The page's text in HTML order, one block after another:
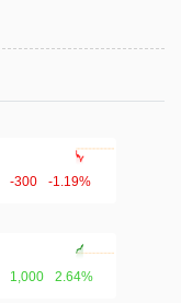
-300 -1.19%
1,000 2.64%